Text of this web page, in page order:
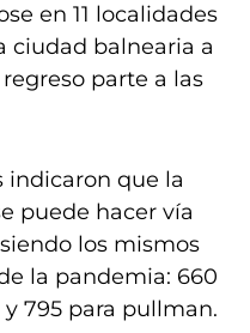
en 11 localidades
ciudad balnearia a
regreso parte a las
indicaron que la
puede hacer vía
los mismos
la pandemia: 660
795 para pullman.